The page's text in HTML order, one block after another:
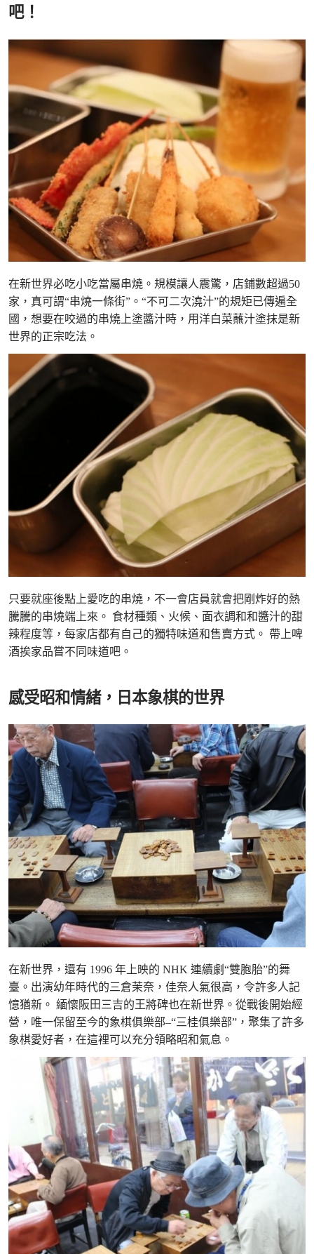
吧！
在新世界必吃小吃當屬串燒。規模讓人震驚，店鋪數超過50
家，真可謂“串燒一條街”。“不可二次澆汁”的規矩已傳遍全
國，想要在咬過的串燒上塗醬汁時，用洋白菜蘸汁塗抹是新
世界的正宗吃法。
只要就座後點上愛吃的串燒，不一會店員就會把剛炸好的熱
騰騰的串燒端上來。 食材種類、火候、面衣調和和醬汁的甜
辣程度等，每家店都有自己的獨特味道和售賣方式。 帶上啤
酒挨家品嘗不同味道吧。
感受昭和情緒，日本象棋的世界
在新世界，還有 1996 年上映的 NHK 連續劇“雙胞胎”的舞
臺。出演幼年時代的三倉茉奈，佳奈人氣很高，令許多人記
憶猶新。 緬懷阪田三吉的王將碑也在新世界。從戰後開始經
營，唯一保留至今的象棋俱樂部–“三桂俱樂部”，聚集了許多
象棋愛好者，在這裡可以充分領略昭和氣息。